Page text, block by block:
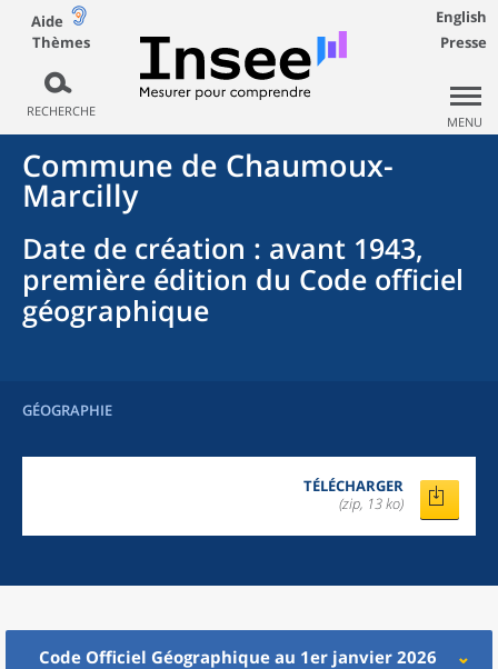
Aide
Thèmes
RECHERCHE
English
Presse
MENU
Commune de Chaumoux-
Marcilly
Date de création : avant 1943,
première édition du Code officiel
géographique
GÉOGRAPHIE
TÉLÉCHARGER
(zip, 13 ko)
Code Officiel Géographique au 1er janvier 2026